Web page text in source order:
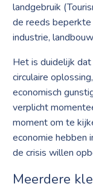
landgebruik
de reeds
industrie,
Het is duidelijk
circulaire
economisch
verplicht
moment om te
economie hebben
de crisis willen
Meerdere